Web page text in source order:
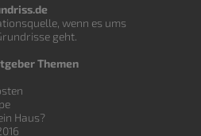
wenn es ums
geht.
Themen
Haus?